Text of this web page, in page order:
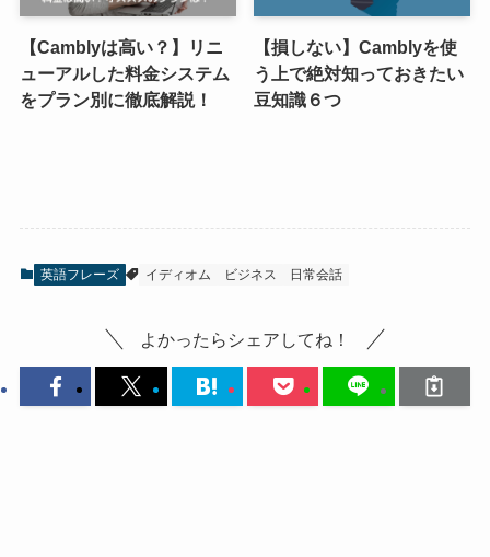
【Camblyは高い？】リニ
ューアルした料金システム
をプラン別に徹底解説！
【損しない】Camblyを使
う上で絶対知っておきたい
豆知識６つ
英語フレーズ イディオム ビジネス 日常会話
よかったらシェアしてね！